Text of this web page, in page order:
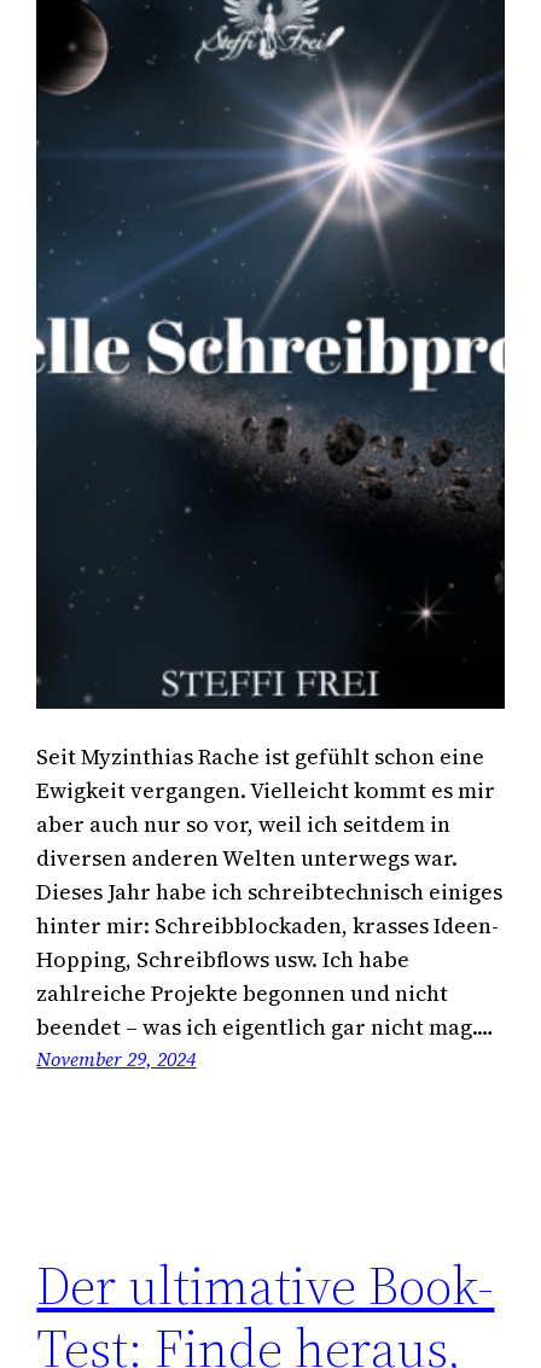
Seit Myzinthias Rache ist gefühlt schon eine
Ewigkeit vergangen. Vielleicht kommt es mir
aber auch nur so vor, weil ich seitdem in
diversen anderen Welten unterwegs war.
Dieses Jahr habe ich schreibtechnisch einiges
hinter mir: Schreibblockaden, krasses Ideen-
Hopping, Schreibflows usw. Ich habe
zahlreiche Projekte begonnen und nicht
beendet – was ich eigentlich gar nicht mag.…
November 29, 2024
Der ultimative Book-
Test: Finde heraus,